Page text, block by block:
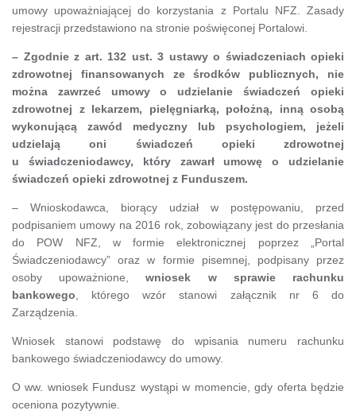
umowy upoważniającej do korzystania z Portalu NFZ. Zasady
rejestracji przedstawiono na stronie poświęconej Portalowi.
– Zgodnie z art. 132 ust. 3 ustawy o świadczeniach opieki
zdrowotnej finansowanych ze środków publicznych, nie
można zawrzeć umowy o udzielanie świadczeń opieki
zdrowotnej z lekarzem, pielęgniarką, położną, inną osobą
wykonującą zawód medyczny lub psychologiem, jeżeli
udzielają oni świadczeń opieki zdrowotnej
u świadczeniodawcy, który zawarł umowę o udzielanie
świadczeń opieki zdrowotnej z Funduszem.
– Wnioskodawca, biorący udział w postępowaniu, przed
podpisaniem umowy na 2016 rok, zobowiązany jest do przesłania
do POW NFZ, w formie elektronicznej poprzez „Portal
Świadczeniodawcy” oraz w formie pisemnej, podpisany przez
osoby upoważnione,wniosek w sprawie rachunku
bankowego , którego wzór stanowi załącznik nr 6 do
Zarządzenia.
Wniosek stanowi podstawę do wpisania numeru rachunku
bankowego świadczeniodawcy do umowy.
O ww. wniosek Fundusz wystąpi w momencie, gdy oferta będzie
oceniona pozytywnie.